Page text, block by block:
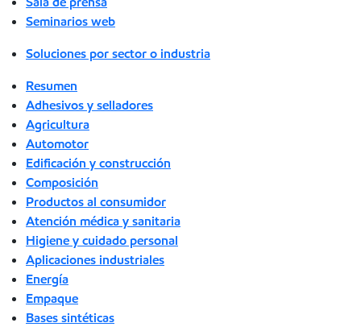
Seminarios web
Soluciones por sector o industria
Resumen
Adhesivos y selladores
Agricultura
Automotor
Edificación y construcción
Composición
Productos al consumidor
Atención médica y sanitaria
Higiene y cuidado personal
Aplicaciones industriales
Energía
Empaque
Bases sintéticas